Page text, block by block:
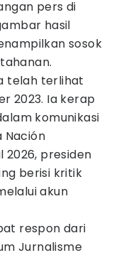
pers di
hasil
sosok
telah terlihat
2023. Ia kerap
komunikasi
Nación
2026, presiden
berisi kritik
akun
respon dari
Jurnalisme